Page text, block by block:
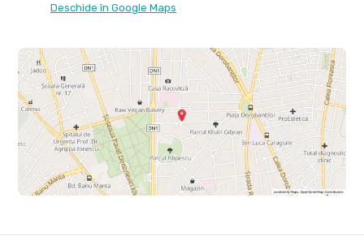
Deschide în Google Maps